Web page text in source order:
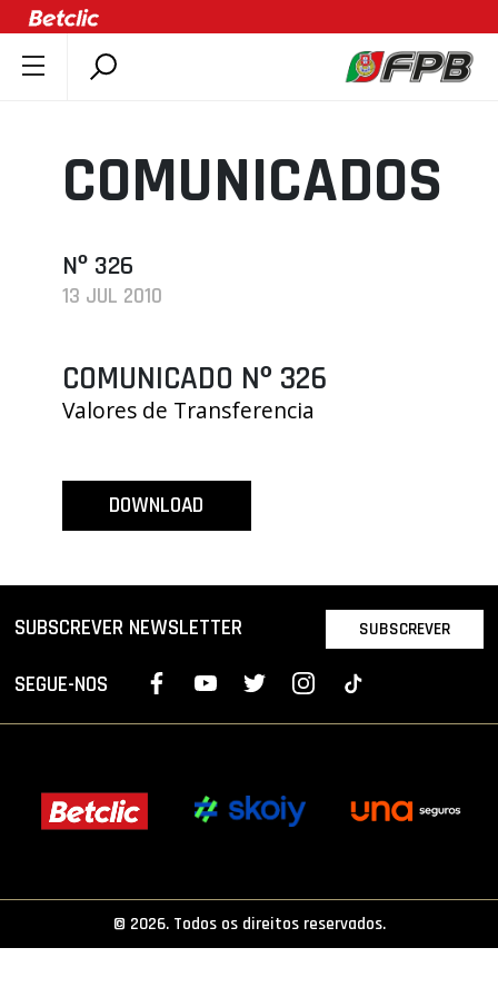
DOCUMENTOS
ÚLTIMAS
ASSOCIAÇÕES
CLUBES
AGENDA
SELEÇÕES
ÁREA TÉCNICA
PROJETOS
LIGA BETCLIC FEMININA
COMUNICADOS
Nº 326
13 JUL 2010
COMUNICADO Nº 326
Valores de Transferencia
DOWNLOAD
SUBSCREVER NEWSLETTER SUBSCREVER
SEGUE-NOS
© 2026. Todos os direitos reservados.